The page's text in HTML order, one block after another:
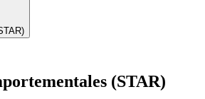
(STAR)